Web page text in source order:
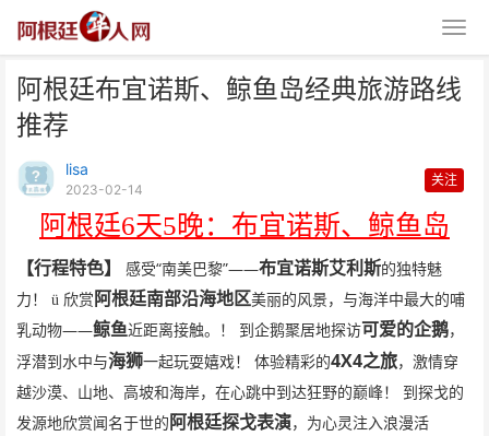
阿根廷布宜诺斯、鲸鱼岛经典旅游路线
推荐
lisa
2023-02-14
关注
阿根廷6天5晚：布宜诺斯、鲸鱼岛
【行程特色】 感受“南美巴黎”——布宜诺斯艾利斯的独特魅
力！
ü 欣赏 阿根廷南部沿海地区美丽的风景，与海洋中最大的哺
乳动物——鲸鱼近距离接触。！ 到企鹅聚居地探访可爱的企鹅，
浮潜到水中与海狮一起玩耍嬉戏！ 体验精彩的4X4之旅，激情穿
越沙漠、山地、高坡和海岸，在心跳中到达狂野的巅峰！
到探戈的
发源地欣赏闻名于世的 阿根廷探戈表演，为心灵注入浪漫活
路线推荐